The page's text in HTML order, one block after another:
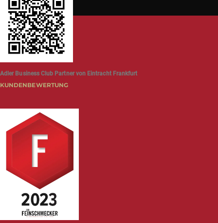
Adler Business Club Partner von Eintracht Frankfurt
KUNDENBEWERTUNG